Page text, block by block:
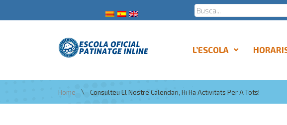
L’ESCOLA
Home \ Consulteu El Nostre Calendari, Hi Ha Activitats Per A Tots!